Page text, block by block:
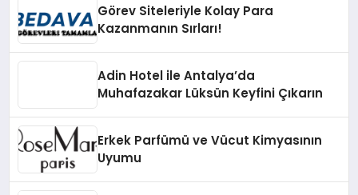
Görev Siteleriyle Kolay Para
Kazanmanın Sırları!
Adin Hotel ile Antalya’da
Muhafazakar Lüksün Keyfini Çıkarın
Erkek Parfümü ve Vücut Kimyasının
Uyumu